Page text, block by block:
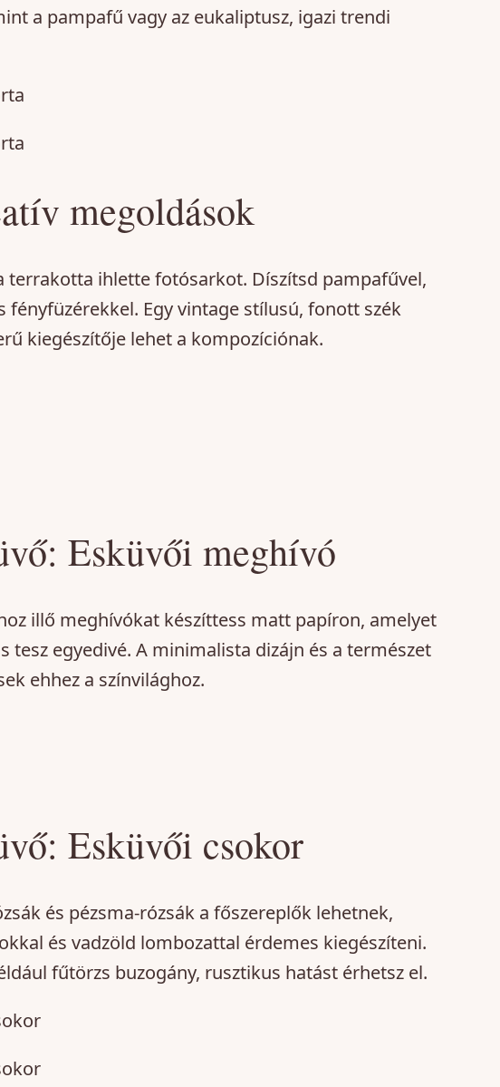
a pampafű vagy az eukaliptusz, igazi trendi
megoldások
terrakotta ihlette fotósarkot. Díszítsd pampafűvel,
fényfüzérekkel. Egy vintage stílusú, fonott szék
kiegészítője lehet a kompozíciónak.
Esküvői meghívó
illő meghívókat készíttess matt papíron, amelyet
tesz egyedivé. A minimalista dizájn és a természet
ehhez a színvilághoz.
Esküvői csokor
és pézsma-rózsák a főszereplők lehetnek,
és vadzöld lombozattal érdemes kiegészíteni.
fűtörzs buzogány, rusztikus hatást érhetsz el.